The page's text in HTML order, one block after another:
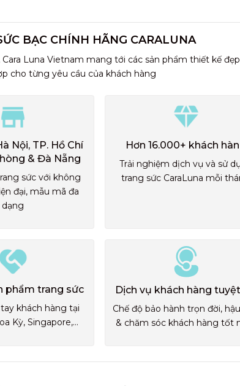
BẠC CHÍNH HÃNG CARALUNA
Luna Vietnam mang tới các sản phẩm thiết kế
cho từng yêu cầu của khách hàng
Nội, TP. Hồ Chí
& Đà Nẵng
sức với không
đại, mẫu mã đa
dạng
Hơn 16.000+ khách
Trải nghiệm dịch vụ và sử
trang sức CaraLuna mỗi
phẩm trang sức
khách hàng tại
Kỳ, Singapore,...
Dịch vụ khách hàng
Chế độ bảo hành trọn đời,
& chăm sóc khách hàng tốt